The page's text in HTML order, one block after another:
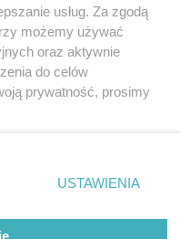
korzystania z portali
sięz nami
usług. Za zgodą
możemy używać
oraz aktywnie
do celów
prywatność, prosimy
dolnym rogu strony
danych nie wymagają
sprzeciwić się
będą miały
USTAWIENIA